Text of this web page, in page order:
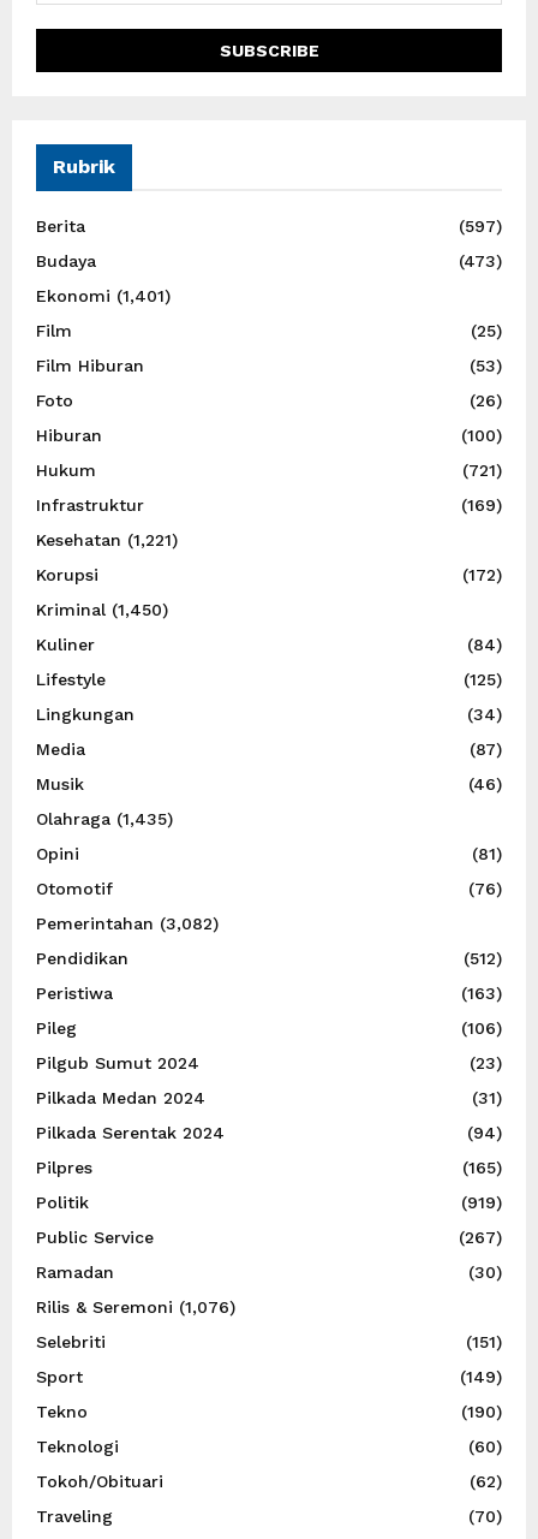
Rubrik
Berita
(597)
Budaya
(473)
Ekonomi (1,401)
Film
(25)
Film Hiburan
(53)
Foto
(26)
Hiburan
(100)
Hukum
(721)
Infrastruktur
(169)
Kesehatan (1,221)
Korupsi
(172)
Kriminal (1,450)
Kuliner
(84)
Lifestyle
(125)
Lingkungan
(34)
Media
(87)
Musik
(46)
Olahraga (1,435)
Opini
(81)
Otomotif
(76)
Pemerintahan (3,082)
Pendidikan
(512)
Peristiwa
(163)
Pileg
(106)
Pilgub Sumut 2024
(23)
Pilkada Medan 2024
(31)
Pilkada Serentak 2024
(94)
Pilpres
(165)
Politik
(919)
Public Service
(267)
Ramadan
(30)
Rilis & Seremoni (1,076)
Selebriti
(151)
Sport
(149)
Tekno
(190)
Teknologi
(60)
Tokoh/Obituari
(62)
Traveling
(70)